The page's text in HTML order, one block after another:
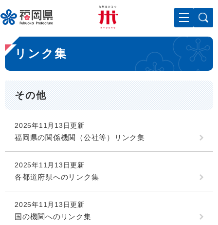
ー
ジ
先
頭
で
。
メニューを飛ばして本文へ
本
文
リンク集
その他
2025年11月13日更新
福岡県の関係機関（公社等）リンク集
2025年11月13日更新
各都道府県へのリンク集
2025年11月13日更新
国の機関へのリンク集